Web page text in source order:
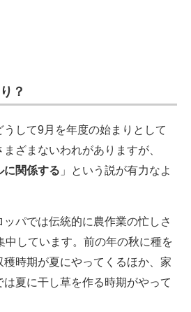
？
して9月を年度の始まりとして
ざまないわれがありますが、
に関係する 」という説が有力なよ
パでは伝統的に農作業の忙しさ
中しています。前の年の秋に種を
穫時期が夏にやってくるほか、家
夏に干し草を作る時期がやって